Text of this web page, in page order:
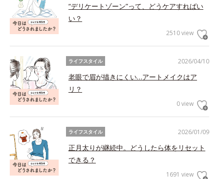
“デリケートゾーン”って、どうケアすればい
い？
2510 view
2026/04/10
ライフスタイル
老眼で眉が描きにくい…アートメイクはア
リ？
0 view
2026/01/09
ライフスタイル
正月太りが継続中。どうしたら体をリセット
できる？
1691 view